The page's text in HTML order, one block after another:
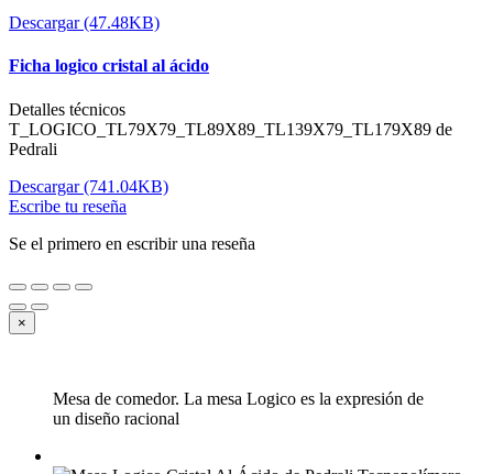
Descargar (47.48KB)
Ficha logico cristal al ácido
Detalles técnicos
T_LOGICO_TL79X79_TL89X89_TL139X79_TL179X89 de
Pedrali
Descargar (741.04KB)
Escribe tu reseña
Se el primero en escribir una reseña
×
Mesa de comedor. La mesa Logico es la expresión de
un diseño racional